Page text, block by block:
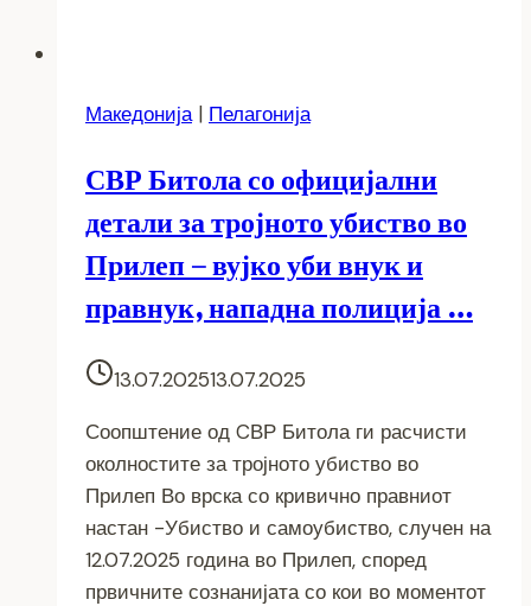
Македонија| Пелагонија
СВР Битола со официјални
детали за тројното убиство во
Прилеп – вујко уби внук и
правнук, нападна полиција …
13.07.202513.07.2025
Соопштение од CВР Битола ги расчисти
околностите за тројното убиство во
Прилеп Во врска со кривично правниот
настан -Убиство и самоубиство, случен на
12.07.2025 година во Прилеп, според
првичните сознанијата со кои во моментот